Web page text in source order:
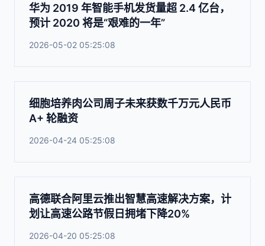
华为 2019 年智能手机发货量超 2.4 亿台，
预计 2020 将是“艰难的一年”
2026-05-02 05:25:08
细胞培养肉公司周子未来获数千万元人民币
A+ 轮融资
2026-04-24 05:25:08
高德联合阿里云推出智慧高速解决方案，计
划让高速公路节假日拥堵下降20%
2026-04-20 05:25:08